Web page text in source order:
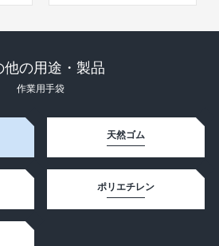
他の用途・製品
作業⽤⼿袋
天然ゴム
ポリエチレン